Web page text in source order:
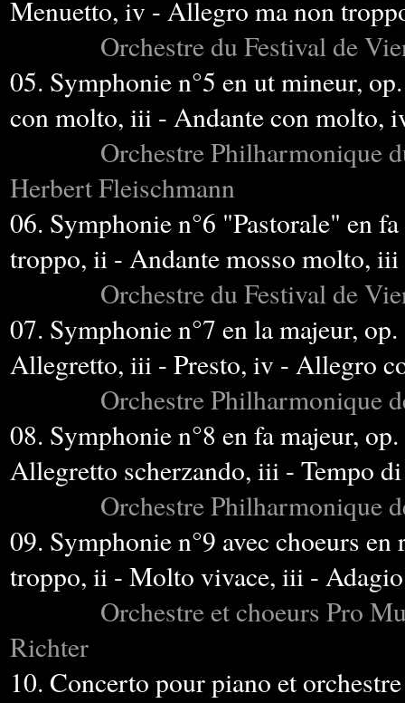
Menuetto, iv - Allegro ma non
Orchestre du Festival de
05. Symphonie n°5 en ut mineur,
con molto, iii - Andante con molto,
Orchestre Philharmonique du
Herbert Fleischmann
06. Symphonie n°6 "Pastorale" en
troppo, ii - Andante mosso molto,
Orchestre du Festival de
07. Symphonie n°7 en la majeur,
Allegretto, iii - Presto, iv - Allegro
Orchestre Philharmonique de
08. Symphonie n°8 en fa majeur,
Allegretto scherzando, iii - Tempo
Orchestre Philharmonique de
09. Symphonie n°9 avec choeurs
troppo, ii - Molto vivace, iii -
Orchestre et choeurs Pro
Richter
10. Concerto pour piano et